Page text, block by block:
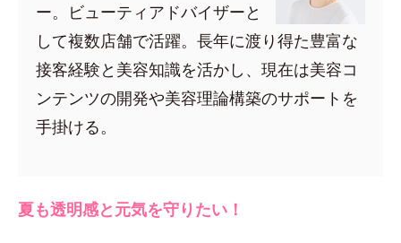
ー。ビューティアドバイザーと
して複数店舗で活躍。長年に渡り得た豊富な
接客経験と美容知識を活かし、現在は美容コ
ンテンツの開発や美容理論構築のサポートを
手掛ける。
夏も透明感と元気を守りたい！